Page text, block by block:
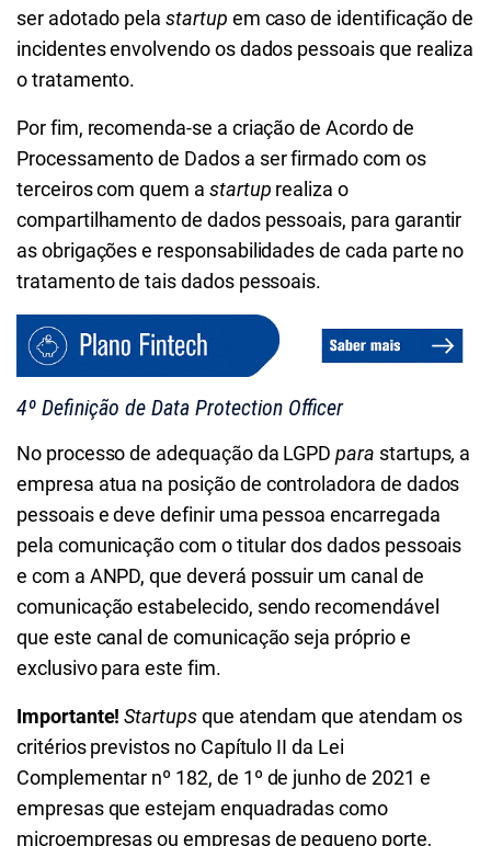
ser adotado pelastartup em caso de identificação de
incidentes envolvendo os dados pessoais que realiza
o tratamento.
Por fim, recomenda-se a criação de Acordo de
Processamento de Dados a ser firmado com os
terceiros com quem a startup realiza o
compartilhamento de dados pessoais, para garantir
as obrigações e responsabilidades de cada parte no
tratamento de tais dados pessoais.
4º Definição de Data Protection Officer
No processo de adequação da LGPDpara startups, a
empresa atua na posição de controladora de dados
pessoais e deve definir uma pessoa encarregada
pela comunicação com o titular dos dados pessoais
e com a ANPD, que deverá possuir um canal de
comunicação estabelecido, sendo recomendável
que este canal de comunicação seja próprio e
exclusivo para este fim.
Importante!Startupsque atendam que atendam os
critérios previstos no Capítulo II da Lei
Complementar nº 182, de 1º de junho de 2021 e
empresas que estejam enquadradas como
microempresas ou empresas de pequeno porte,